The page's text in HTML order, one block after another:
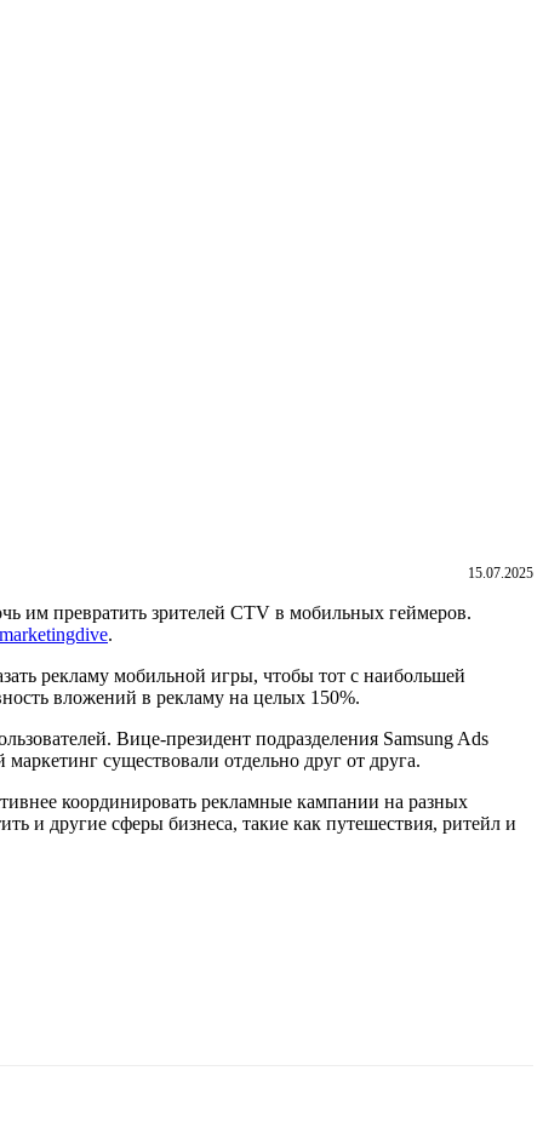
15.07.2025
им превратить зрителей CTV в мобильных геймеров.
marketingdive.
рекламу мобильной игры, чтобы тот с наибольшей
вложений в рекламу на целых 150%.
Вице-президент подразделения Samsung Ads
существовали отдельно друг от друга.
координировать рекламные кампании на разных
и другие сферы бизнеса, такие как путешествия, ритейл и